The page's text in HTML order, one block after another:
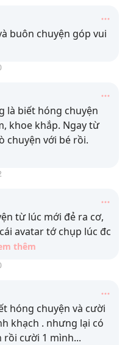
buôn chuyện góp vui
là biết hóng chuyện
khoe khắp. Ngay từ
chuyện với bé rồi.
từ lúc mới đẻ ra cơ,
avatar tớ chụp lúc đc
thêm
hóng chuyện và cười
khạch . nhưng lại có
rồi cười 1 mình...